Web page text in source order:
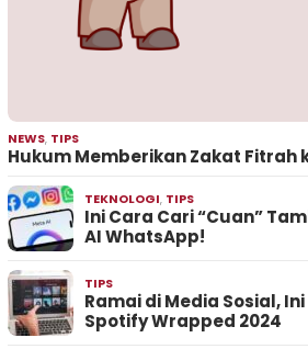
NEWS, TIPS
Hukum Memberikan Zakat Fitrah
TEKNOLOGI, TIPS
Ini Cara Cari “Cuan”
AI WhatsApp!
TIPS
Ramai di Media Sosial,
Spotify Wrapped 2024